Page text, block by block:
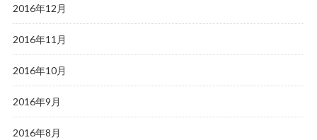
2016年12月
2016年11月
2016年10月
2016年9月
2016年8月